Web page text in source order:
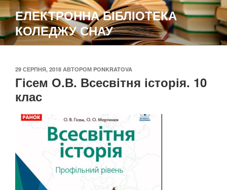
Перейти
до
вмісту
ЕЛЕКТРОННА БІБЛІОТЕКА
КОЛЕДЖУ СНАУ
ОПУБЛІКОВАНО
29 СЕРПНЯ, 2018 АВТОРОМ PONKRATOVA
Гісем О.В. Всесвітня історія. 10
клас